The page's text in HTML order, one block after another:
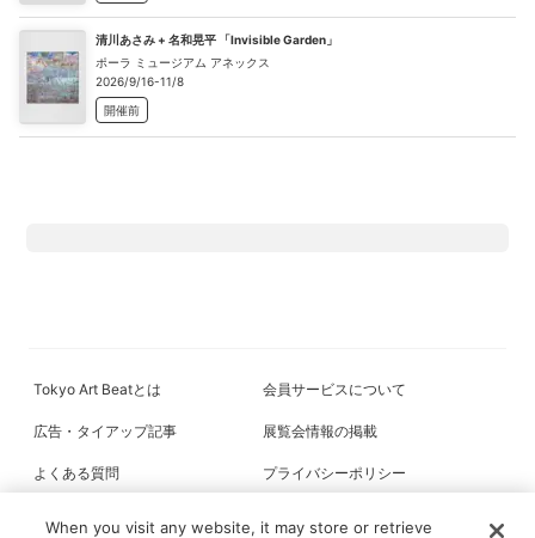
清川あさみ + 名和晃平 「Invisible Garden」
ポーラ ミュージアム アネックス
2026/9/16-11/8
開催前
Tokyo Art Beatとは 会員サービスについて
広告・タイアップ記事 展覧会情報の掲載
よくある質問 プライバシーポリシー
When you visit any website, it may store or retrieve